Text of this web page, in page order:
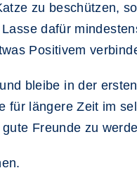
zu beschützen,
dafür
Positivem
bleibe in der
längere Zeit im
Freunde zu